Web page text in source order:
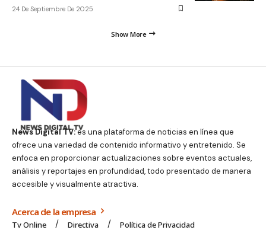
24 De Septiembre De 2025
Show More
News Digital TV:es una plataforma de noticias en línea que
ofrece una variedad de contenido informativo y entretenido. Se
enfoca en proporcionar actualizaciones sobre eventos actuales,
análisis y reportajes en profundidad, todo presentado de manera
accesible y visualmente atractiva.
Acerca de la empresa
Tv Online Directiva Política de Privacidad